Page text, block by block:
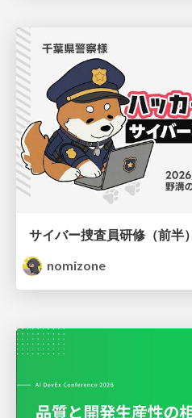
サイバー捜査員研修（前半）
nomizone